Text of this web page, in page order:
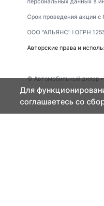
Срок проведения акции
ООО "АЛЬЯНС" I ОГРН
Авторские права и
© Автомобильный дилер
Для
соглашаетесь со